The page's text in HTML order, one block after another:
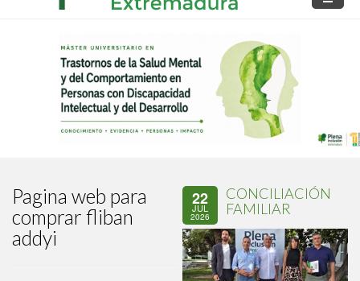
Pagina web para
comprar fliban
addyi
22
JUL
2026
CONCILIACIÓN
FAMILIAR